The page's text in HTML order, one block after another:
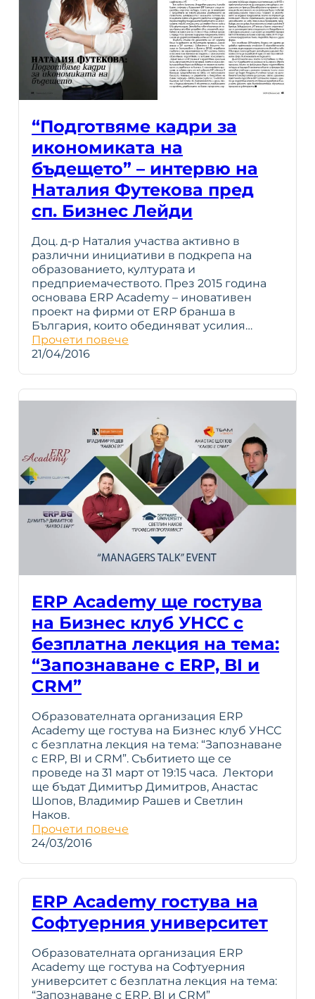
“Подготвяме кадри за
икономиката на
бъдещето” – интервю на
Наталия Футекова пред
сп. Бизнес Лейди
Доц. д-р Наталия участва активно в
различни инициативи в подкрепа на
образованието, културата и
предприемачеството. През 2015 година
основава ERP Academy – иновативен
проект на фирми от ERP бранша в
България, които обединяват усилия…
Прочети повече
21/04/2016
ERP Academy ще гостува
на Бизнес клуб УНСС с
безплатна лекция на тема:
“Запознаване с ERP, BI и
CRM”
Образователната организация ERP
Academy ще гостува на Бизнес клуб УНСС
с безплатна лекция на тема: “Запознаване
с ERP, BI и CRM”. Събитието ще се
проведе на 31 март от 19:15 часа. Лектори
ще бъдат Димитър Димитров, Aнастас
Шопов, Владимир Рашев и Светлин
Наков.
Прочети повече
24/03/2016
ERP Academy гостува на
Софтуерния университет
Образователната организация ERP
Academy ще гостува на Софтуерния
университет с безплатна лекция на тема:
“Запознаване с ERP, BI и CRM”